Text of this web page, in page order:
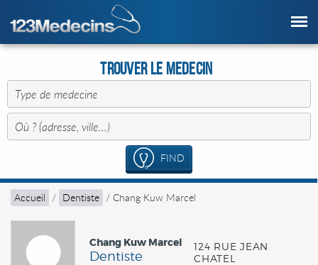
Trouver le Medecin
FIND
Accueil / Dentiste / Chang Kuw Marcel
Chang Kuw Marcel
Dentiste
124 RUE JEAN
CHATEL